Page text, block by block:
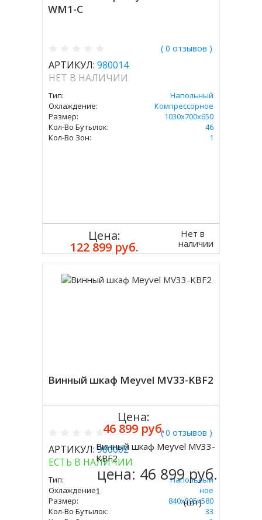
WM1-C
( 0 отзывов )
АРТИКУЛ: 980014
НЕТ В НАЛИЧИИ
Тип:
Напольный
Охлаждение:
Компрессорное
Размер:
1030х700х650
Кол-Во Бутылок:
46
Кол-Во Зон:
1
Цена:
122 899 руб.
Нет в
наличии
Винный шкаф Meyvel MV33-KBF2
( 0 отзывов )
АРТИКУЛ:980002
ЕСТЬ В НАЛИЧИИ
Тип:
Напольный
Охлаждение:
Компрессорное
Размер:
840х395х580
Кол-Во Бутылок:
33
Цена:
46 899 руб.
Купить
Винный шкаф Meyvel MV33-
KBF2
цена: 46 899 руб.
(шт)